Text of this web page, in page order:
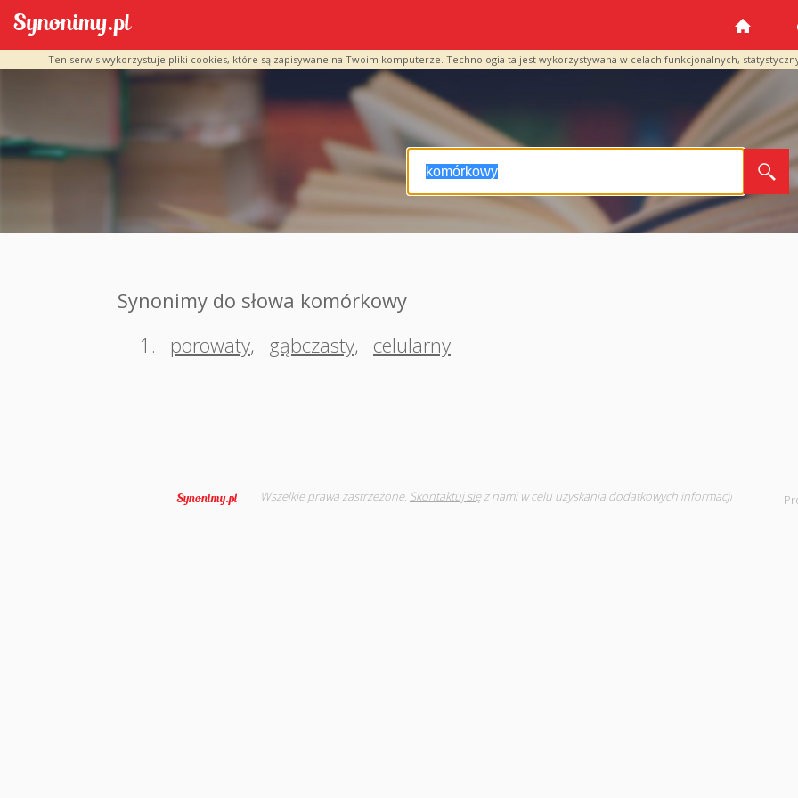
Ten serwis wykorzystuje pliki cookies, które są zapisywane na Twoim komputerze. Technologia ta jest wykorzystywana w celach funkcjonalnych,
Synonimy do słowa komórkowy
1.
porowaty, gąbczasty, celularny
Wszelkie prawa zastrzeżone. Skontaktuj sięz nami w celu uzyskania dodatkowych informacji